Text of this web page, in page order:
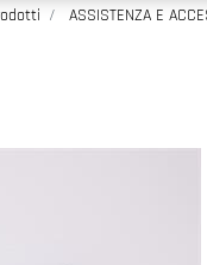
ASSISTENZA E